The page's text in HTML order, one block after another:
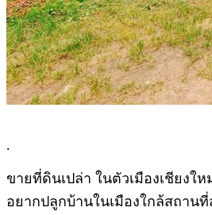
.
ขายที่ดินเปล่า ในตัวเมืองเชียงใ
อยากปลูกบ้านในเมืองใกล้สถาน